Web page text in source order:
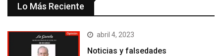
Lo Más Reciente
abril 4, 2023
Noticias y falsedades